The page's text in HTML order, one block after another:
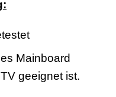
Mainboard
geeignet ist.